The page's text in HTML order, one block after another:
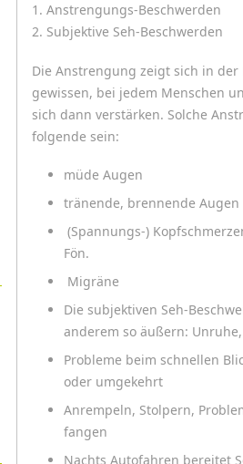
1. Anstrengungs-Beschwerden
2. Subjektive Seh-Beschwerden
Die Anstrengung zeigt sich in der
gewissen, bei jedem Menschen
sich dann verstärken. Solche
folgende sein:
müde Augen
tränende, brennende Augen
(Spannungs-)
Fön.
Migräne
Die subjektiven Seh-
anderem so äußern:
Probleme beim schnellen
oder umgekehrt
Anrempeln, Stolpern,
fangen
Nachts Autofahren bereitet